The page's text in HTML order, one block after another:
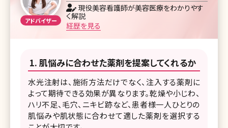
現役美容看護師が美容医療をわかりやす
く解説
経歴を見る
肌悩みに合わせた薬剤を提案してくれるか
水光注射は、施術方法だけでなく、注入する薬剤に
よって期待できる効果が異なります。乾燥や小じわ、
ハリ不足、毛穴、ニキビ跡など、患者様一人ひとりの
肌悩みや肌状態に合わせて適した薬剤を選択する